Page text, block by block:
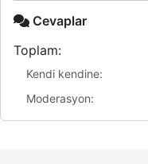
Cevaplar
Toplam:
Kendi kendine:
Moderasyon: